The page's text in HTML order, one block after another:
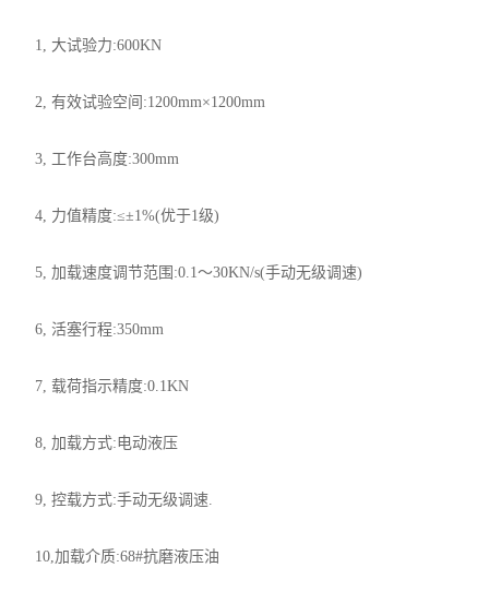
1, 大试验力:600KN
2, 有效试验空间:1200mm×1200mm
3, 工作台高度:300mm
4, 力值精度:≤±1%(优于1级)
5, 加载速度调节范围:0.1～30KN/s(手动无级调速)
6, 活塞行程:350mm
7, 载荷指示精度:0.1KN
8, 加载方式:电动液压
9, 控载方式:手动无级调速.
10,加载介质:68#抗磨液压油